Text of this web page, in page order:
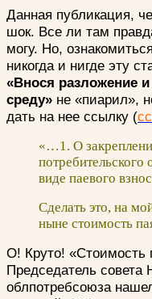
Данная публикация,
шок. Все ли там
могу. Но,
никогда и нигде эту
«Внося разложение
среду» не «пиарил»,
дать на нее ссылку (
«…1. О
потребительского
виде паевого
Сделать это, на
ныне стоимость
О! Круто! «Стоимость
Председатель совета
облпотребсоюза